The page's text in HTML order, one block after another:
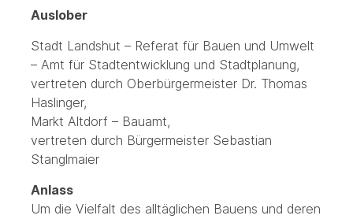
Auslober
Stadt Landshut – Referat für Bauen und Umwelt
– Amt für Stadtentwicklung und Stadtplanung,
vertreten durch Oberbürgermeister Dr. Thomas
Haslinger,
Markt Altdorf – Bauamt,
vertreten durch Bürgermeister Sebastian
Stanglmaier
Anlass
Um die Vielfalt des alltäglichen Bauens und deren